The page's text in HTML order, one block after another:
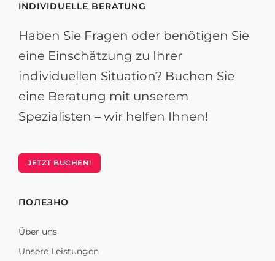
INDIVIDUELLE BERATUNG
Haben Sie Fragen oder benötigen Sie
eine Einschätzung zu Ihrer
individuellen Situation? Buchen Sie
eine Beratung mit unserem
Spezialisten – wir helfen Ihnen!
JETZT BUCHEN!
ПОЛЕЗНО
Über uns
Unsere Leistungen